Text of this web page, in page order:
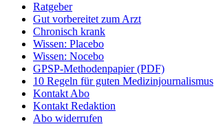
Ratgeber
Gut vorbereitet zum Arzt
Chronisch krank
Wissen: Placebo
Wissen: Nocebo
GPSP-Methodenpapier (PDF)
10 Regeln für guten Medizinjournalismus
Kontakt Abo
Kontakt Redaktion
Abo widerrufen